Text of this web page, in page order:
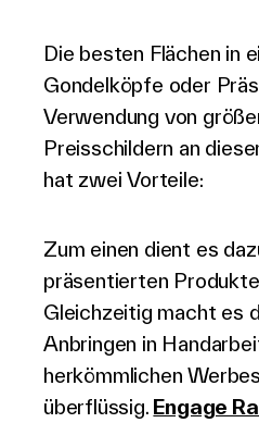
Die besten Flächen in
Gondelköpfe oder
Verwendung von
Preisschildern an
hat zwei Vorteile:
Zum einen dient es
präsentierten
Gleichzeitig macht es
Anbringen in
herkömmlichen
überflüssig. Engage